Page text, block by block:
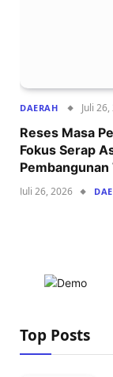
DAERAH Juli
Reses Masa
Fokus Serap
Pembangunan
Juli 26, 2026
Top Posts